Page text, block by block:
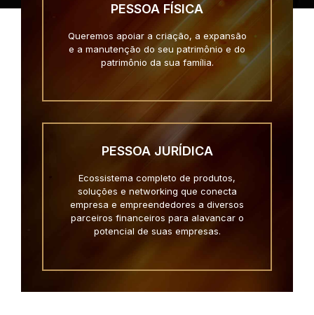
PESSOA FÍSICA
Queremos apoiar a criação, a expansão
e a manutenção do seu patrimônio e do
patrimônio da sua família.
PESSOA JURÍDICA
Ecossistema completo de produtos,
soluções e networking que conecta
empresa e empreendedores a diversos
parceiros financeiros para alavancar o
potencial de suas empresas.